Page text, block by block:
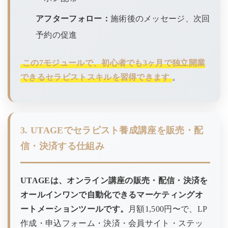
アフターフォロー： 施術後のメッセージ、次回
予約の促進
この7モジュールで、初心者でも3ヶ月で独立開業
できるセラピストスキルを習得できます 。
3. UTAGEでセラピスト養成講座を販売・配
信・決済する仕組み
UTAGEは、オンライン講座の販売・配信・決済を
オールインワンで自動化できるマーケティングオ
ートメーションツールです。
月額1,500円〜で、LP
作成・申込フォーム・決済・会員サイト・ステッ